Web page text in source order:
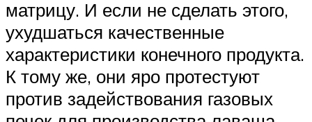
матрицу. И если не сделать этого,
ухудшаться качественные
характеристики конечного продукта.
К тому же, они яро протестуют
против задействования газовых